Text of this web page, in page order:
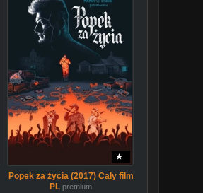
Popek za życia (2017) Cały film
PL premium